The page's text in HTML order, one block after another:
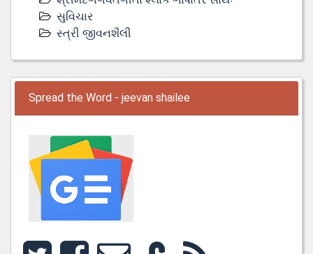
સુવિચાર
સ્ત્રી જીવનશૈલી
Spread the Word - jeevan shailee